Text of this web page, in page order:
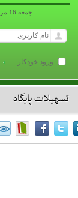
جمعه 16 مرداد 1405
ورود خودکار
تسهیلات پایگاه